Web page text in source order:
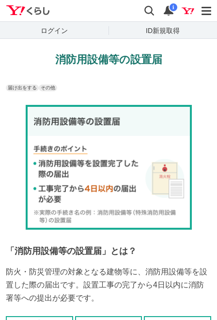
検索 通知
i
ログイン ID新規取得
消防用設備等の設置届
届け出をする その他
「 消防用設備等の設置届 」とは？
防火・防災管理の対象となる建物等に、消防用設備等を設
置した際の届出です。設置工事の完了から4日以内に消防
署等への提出が必要です。